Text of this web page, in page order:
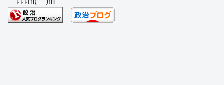
e
b
a
d
sk
y